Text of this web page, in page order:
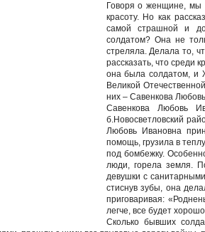
Говоря о женщине, мы
красоту. Но как
самой страшной и
солдатом? Она не
стреляла. Делала то,
рассказать, что среди
она была солдатом,
Великой
них – Савенкова
Савенкова Любовь
б.Новосветловский
Любовь Ивановна
помощь, грузила в
под бомбежку.
люди, горела земля.
девушки с
стиснув зубы, она
приговаривая:
легче, все будет
Сколько бывших